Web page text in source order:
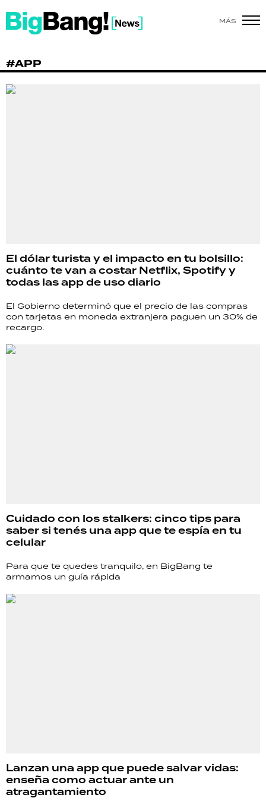
MÁS
#APP
El dólar turista y el impacto en tu bolsillo:
cuánto te van a costar Netflix, Spotify y
todas las app de uso diario
El Gobierno determinó que el precio de las compras
con tarjetas en moneda extranjera paguen un 30% de
recargo.
Cuidado con los stalkers: cinco tips para
saber si tenés una app que te espía en tu
celular
Para que te quedes tranquilo, en BigBang te
armamos un guía rápida
Lanzan una app que puede salvar vidas:
enseña como actuar ante un
atragantamiento
SHOW
POLÍTICA
DEPORTES
TECNOLOGÍA